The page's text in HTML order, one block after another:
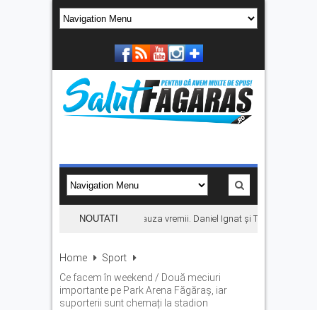
NOUTATI
KLUMEA se amână din cauza vremii. Daniel Ignat și Titi Cîrstea urcă
Home
Sport
Ce facem în weekend / Două meciuri
importante pe Park Arena Făgăraș, iar
suporterii sunt chemați la stadion